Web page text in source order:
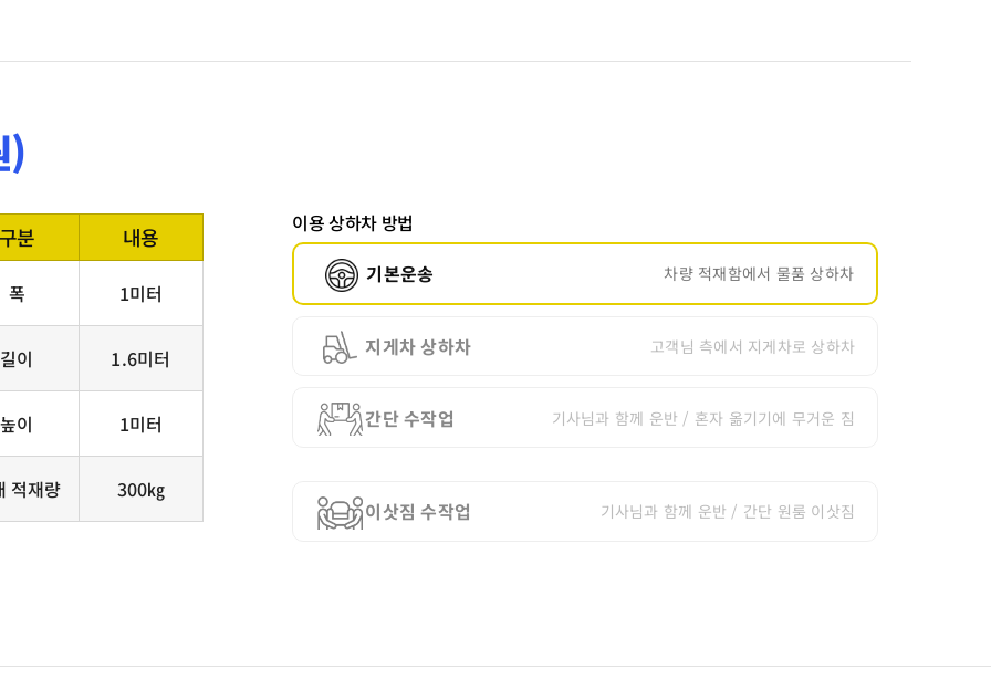
)
구분 내용
폭 1미터
길이 1.6미터
높이 1미터
적재량 300㎏
이용 상하차 방법
기본운송
차량 적재함에서 물품 상하차
지게차 상하차 고객님 측에서 지게차로 상하차
간단 수작업 기사님과 함께 운반 / 혼자 옮기기에 무거운 짐
이삿짐 수작업 기사님과 함께 운반 / 간단 원룸 이삿짐